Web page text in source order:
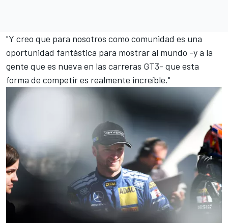
"Y creo que para nosotros como comunidad es una
oportunidad fantástica para mostrar al mundo -y a la
gente que es nueva en las carreras GT3- que esta
forma de competir es realmente increíble."